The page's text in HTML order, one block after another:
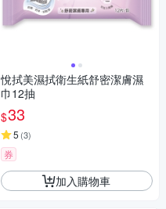
悅拭美濕拭衛生紙舒密潔膚濕
巾12抽
$33
5 (3)
券
加入購物車